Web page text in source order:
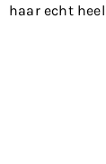
haar echt